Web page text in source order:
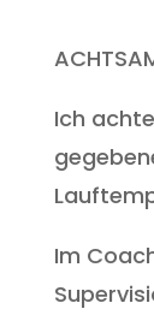
Ich
Im